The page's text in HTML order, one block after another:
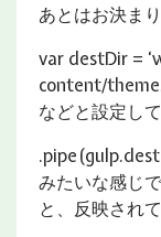
あとはお決ま
var destDir =
content/
などと設定し
みたいな感じ
と、反映され